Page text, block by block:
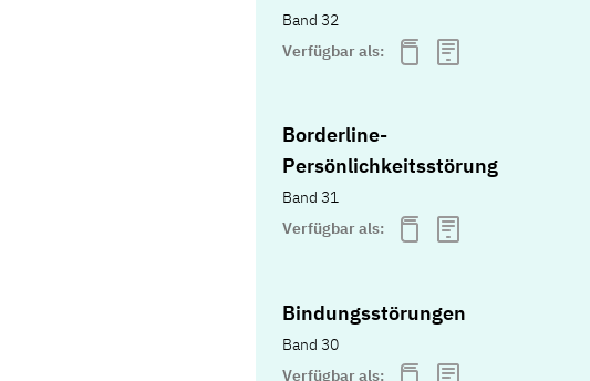
Band 32
Verfügbar als:
Borderline-
Persönlichkeitsstörung
Band 31
Verfügbar als:
Bindungsstörungen
Band 30
Verfügbar als: